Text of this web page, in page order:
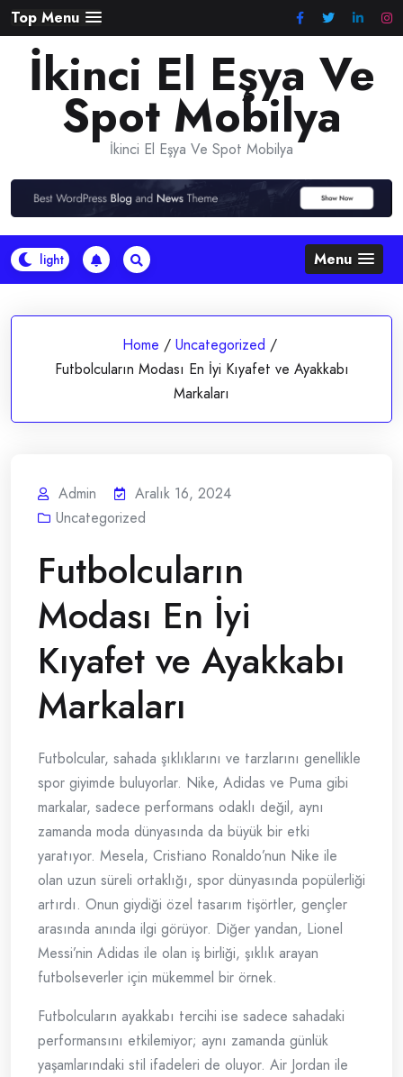
Skip
to
content
Top Menu
İkinci El Eşya Ve
Spot Mobilya
İkinci El Eşya Ve Spot Mobilya
Menu
Home / Uncategorized /
Futbolcuların Modası En İyi Kıyafet ve Ayakkabı
Markaları
Admin
Aralık 16, 2024
Uncategorized
Futbolcuların
Modası En İyi
Kıyafet ve Ayakkabı
Markaları
Futbolcular, sahada şıklıklarını ve tarzlarını genellikle
spor giyimde buluyorlar. Nike, Adidas ve Puma gibi
markalar, sadece performans odaklı değil, aynı
zamanda moda dünyasında da büyük bir etki
yaratıyor. Mesela, Cristiano Ronaldo’nun Nike ile
olan uzun süreli ortaklığı, spor dünyasında popülerliği
artırdı. Onun giydiği özel tasarım tişörtler, gençler
arasında anında ilgi görüyor. Diğer yandan, Lionel
Messi’nin Adidas ile olan iş birliği, şıklık arayan
futbolseverler için mükemmel bir örnek.
Futbolcuların ayakkabı tercihi ise sadece sahadaki
performansını etkilemiyor; aynı zamanda günlük
yaşamlarındaki stil ifadeleri de oluyor. Air Jordan ile